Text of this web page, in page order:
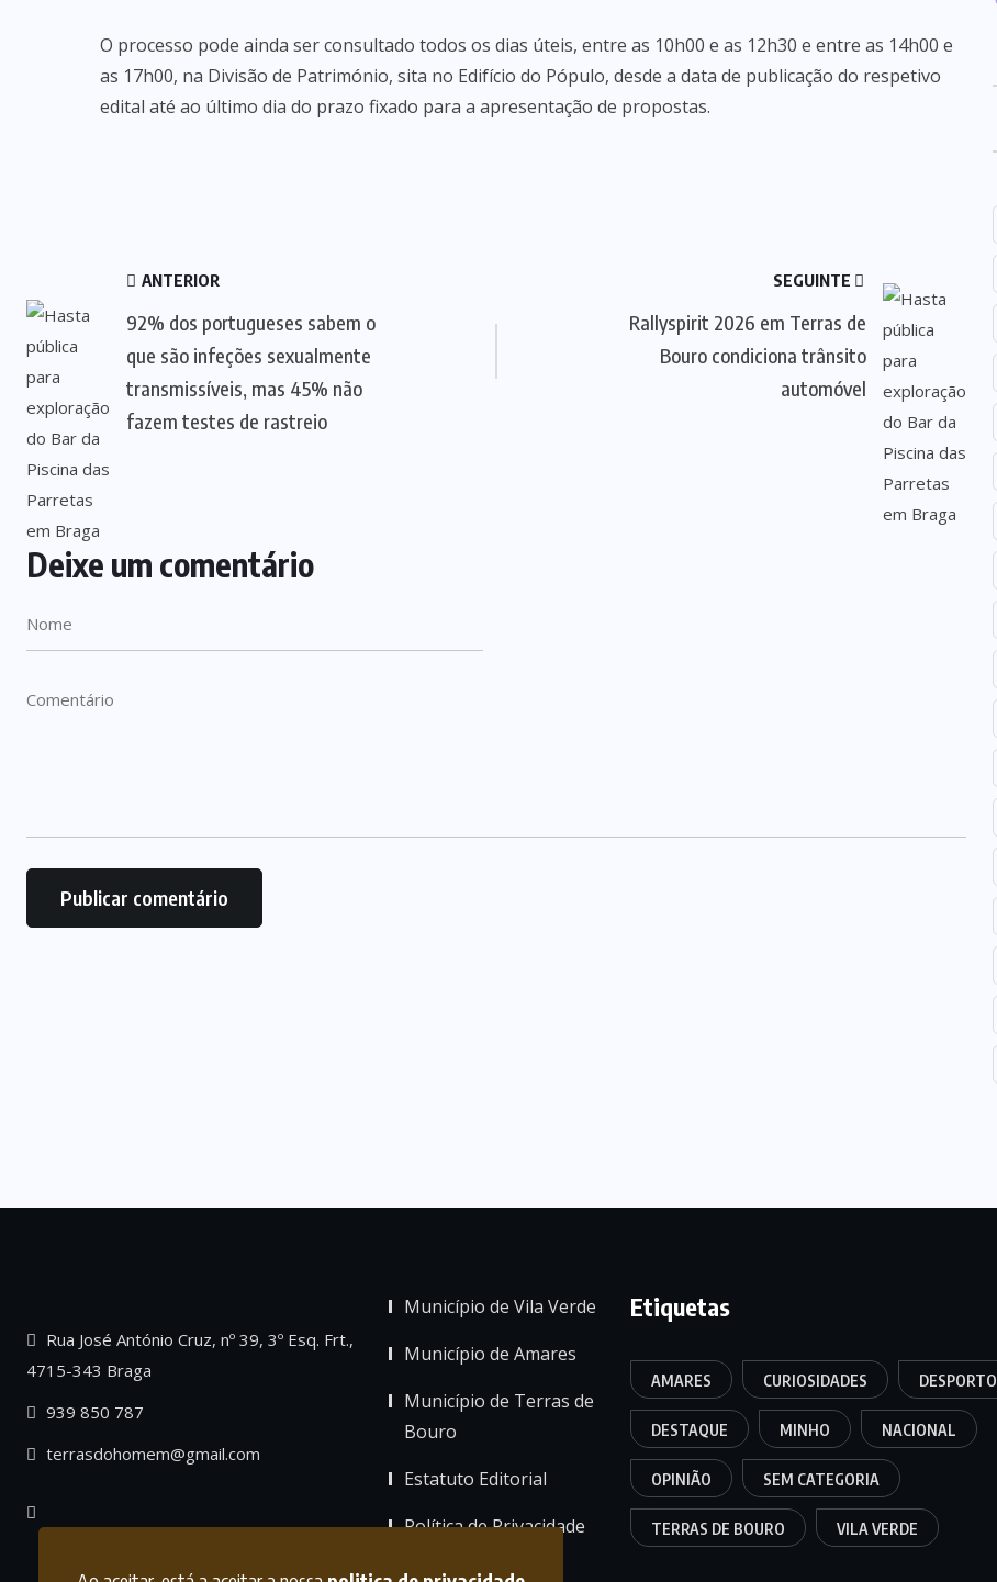
O processo pode ainda ser consultado todos os dias úteis, entre as 10h00 e as 12h30 e entre as 14h00 e
as 17h00, na Divisão de Património, sita no Edifício do Pópulo, desde a data de publicação do respetivo
edital até ao último dia do prazo fixado para a apresentação de propostas.
ANTERIOR
92% dos portugueses sabem o
que são infeções sexualmente
transmissíveis, mas 45% não
fazem testes de rastreio
SEGUINTE
Rallyspirit 2026 em Terras de
Bouro condiciona trânsito
automóvel
Deixe um comentário
Rua José António Cruz, nº 39, 3º Esq. Frt.,
4715-343 Braga
939 850 787
terrasdohomem@gmail.com
Município de Vila Verde
Município de Amares
Município de Terras de
Bouro
Estatuto Editorial
Política de Privacidade
Etiquetas
AMARES CURIOSIDADES DESPORTO
DESTAQUE MINHO NACIONAL
OPINIÃO SEM CATEGORIA
TERRAS DE BOURO VILA VERDE